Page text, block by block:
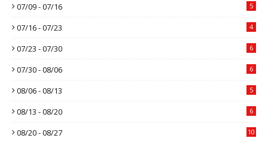
07/09 - 07/16 5
07/16 - 07/23 4
07/23 - 07/30 6
07/30 - 08/06 6
08/06 - 08/13 5
08/13 - 08/20 6
08/20 - 08/27 10